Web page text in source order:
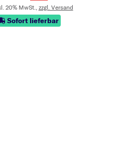
20% MwSt., zzgl. Versand
Sofort lieferbar